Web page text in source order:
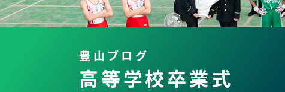
豊山ブログ
高等学校卒業式